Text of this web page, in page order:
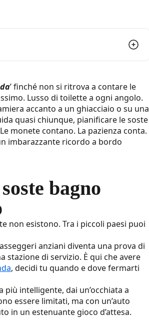
’ finché non si ritrova a contare le
Lusso di toilette a ogni angolo.
accanto a un ghiacciaio o su una
quasi chiunque, pianificare le soste
monete contano. La pazienza conta.
imbarazzante ricordo a bordo
bagno
non esistono. Tra i piccoli paesi puoi
anziani diventa una prova di
stazione di servizio. È qui che avere
, decidi tu quando e dove fermarti
intelligente, dai un’occhiata a
essere limitati, ma con un’auto
in un estenuante gioco d’attesa.